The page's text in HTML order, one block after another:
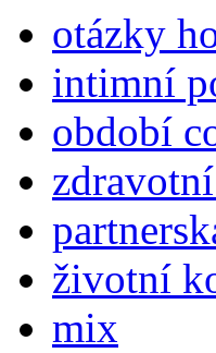
otázky
intimní
období
životní
mix